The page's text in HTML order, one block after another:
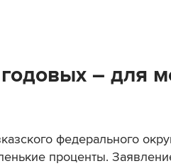
– для
федерального
проценты.